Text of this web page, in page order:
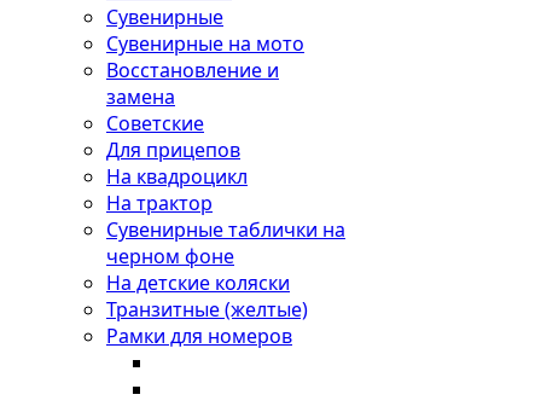
Сувенирные
Сувенирные на мото
Восстановление и
замена
Советские
Для прицепов
На квадроцикл
На трактор
Сувенирные таблички на
черном фоне
На детские коляски
Транзитные (желтые)
Рамки для номеров